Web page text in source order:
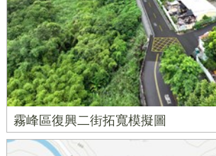
霧峰區復興二街拓寬模擬圖